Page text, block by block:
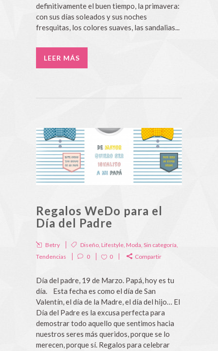
definitivamente el buen tiempo, la primavera:
con sus días soleados y sus noches
fresquitas, los colores suaves, las sandalias...
LEER MÁS
Regalos WeDo para el
Día del Padre
Betry Diseño, Lifestyle, Moda, Sin categoría,
Tendencias
0 0 Compartir
Día del padre, 19 de Marzo. Papá, hoy es tu
día. Esta fecha es como el día de San
Valentín, el día de la Madre, el día del hijo… El
Día del Padre es la excusa perfecta para
demostrar todo aquello que sentimos hacia
nuestros seres más queridos, porque se lo
merecen, porque sí. Regalos para celebrar